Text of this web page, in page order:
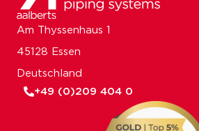
Am Thyssenhaus 1
45128 Essen
Deutschland
+49 (0)209 404 0